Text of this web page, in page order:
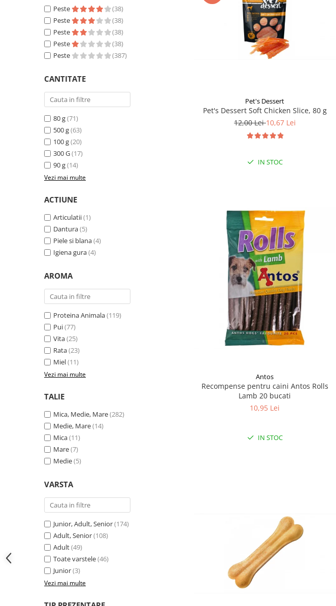
Servetele Umede
Covorase absorbante
Curatare Ochi
Igiena Catel
Perii si descalcitoare caini
Solutii Atractante si repelente
Custi transport - Pisici
Jucarii Pisici
Lese, Hamuri si Zgarzi
Paturi, perne si cosuri pentru pisici
Peste
(38)
Peste
(38)
Peste
(38)
Peste
(38)
Peste
(387)
CANTITATE
80 g(71)
500 g(63)
100 g(20)
300 G(17)
90 g(14)
Vezi mai multe
ACTIUNE
Articulatii(1)
Dantura(5)
Piele si blana(4)
Igiena gura(4)
AROMA
Proteina Animala(119)
Pui(77)
Vita(25)
Rata(23)
Miel(11)
Vezi mai multe
TALIE
Mica, Medie, Mare(282)
Medie, Mare(14)
Mica(11)
Mare(7)
Medie(5)
VARSTA
Junior, Adult, Senior(174)
Adult, Senior(108)
Adult(49)
Toate varstele(46)
Junior(3)
Vezi mai multe
Pet's Dessert
Pet's Dessert Soft Chicken Slice, 80 g
12,00 Lei10,67 Lei
IN STOC
Antos
Recompense pentru caini Antos Rolls
Lamb 20 bucati
10,95 Lei
IN STOC